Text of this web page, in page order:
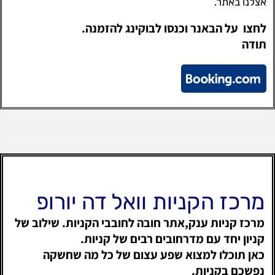
לחצו על הבאנר וכנסו לבוקינג להזמנה.
תודה
מרכז הקניות וואל דה יורופ
מרכז קניות ענק,אתר חובה לחובבי הקניות. שילוב של
קניון יחד עם מדרחובים רבים של קניות.
כאן תוכלו למצוא שפע עצום של כל מה שחשקה
נפשכם בקניות.